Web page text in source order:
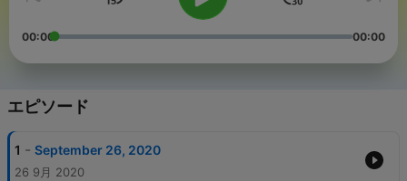
00:00 00:00
エピソード
1 - September 26, 2020
26 9月 2020